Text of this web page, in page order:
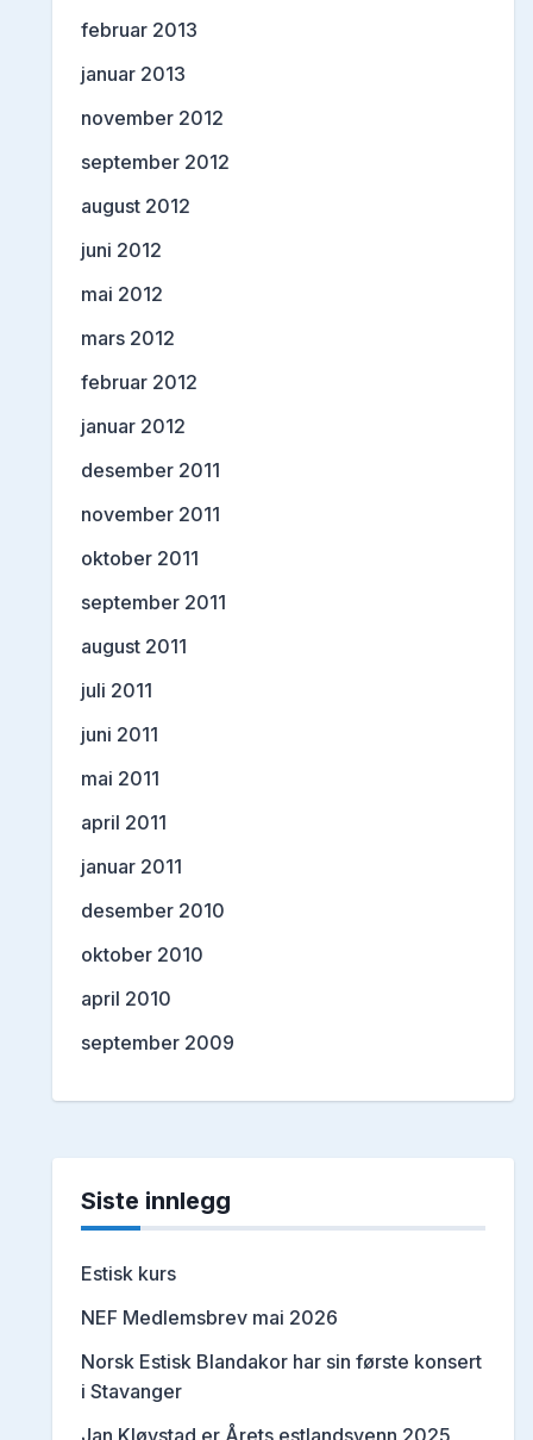
februar 2013
januar 2013
november 2012
september 2012
august 2012
juni 2012
mai 2012
mars 2012
februar 2012
januar 2012
desember 2011
november 2011
oktober 2011
september 2011
august 2011
juli 2011
juni 2011
mai 2011
april 2011
januar 2011
desember 2010
oktober 2010
april 2010
september 2009
Siste innlegg
Estisk kurs
NEF Medlemsbrev mai 2026
Norsk Estisk Blandakor har sin første konsert
i Stavanger
Jan Kløvstad er Årets estlandsvenn 2025